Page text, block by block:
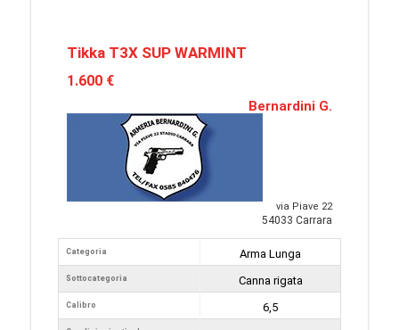
Tikka T3X SUP WARMINT
1.600 €
Bernardini G.
via Piave 22
54033 Carrara
Categoria
Sottocategoria
Calibro
Arma Lunga
Canna rigata
6,5